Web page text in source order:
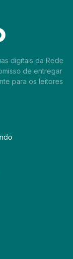
digitais da Rede
de entregar
para os leitores